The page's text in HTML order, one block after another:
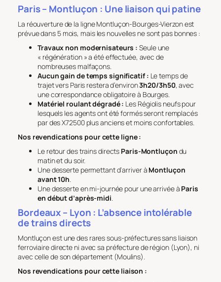
Paris – Montluçon : Une liaison qui patine
La réouverture de la ligne Montluçon-Bourges-Vierzon est
prévue dans 5 mois, mais les nouvelles ne sont pas bonnes :
Travaux non modernisateurs : Seule une
« régénération » a été effectuée, avec de
nombreuses malfaçons.
Aucun gain de temps significatif : Le temps de
trajet vers Paris restera d’environ3h20/3h50, avec
une correspondance obligatoire à Bourges.
Matériel roulant dégradé : Les Régiolis neufs pour
lesquels les agents ont été formés seront remplacés
par des X72500 plus anciens et moins confortables.
Nos revendications pour cette ligne :
Le retour des trains directs Paris-Montluçon du
matin et du soir.
Une desserte permettant d’arriver à Montluçon
avant 10h.
Une desserte en mi-journée pour une arrivée à Paris
en début d’après-midi.
Bordeaux – Lyon : L’absence intolérable
de trains directs
Montluçon est une des rares sous-préfectures sans liaison
ferroviaire directe ni avec sa préfecture de région (Lyon), ni
avec celle de son département (Moulins).
Nos revendications pour cette liaison :